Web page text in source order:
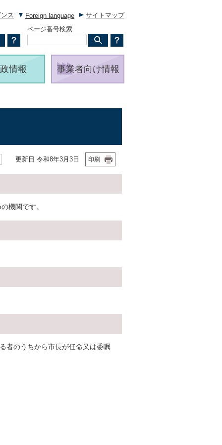
ス Foreign language
サイトマップ
ページ番号検索
情報 事業者向け情報
更新日 令和8年3月3日 印刷
機関です。
者のうちから市長が任命又は委嘱